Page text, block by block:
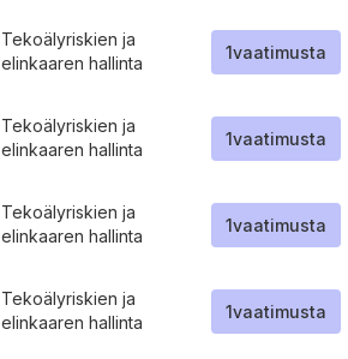
Tekoälyriskien ja
elinkaaren hallinta
1vaatimusta
Tekoälyriskien ja
elinkaaren hallinta
1vaatimusta
Tekoälyriskien ja
elinkaaren hallinta
1vaatimusta
Tekoälyriskien ja
elinkaaren hallinta
1vaatimusta